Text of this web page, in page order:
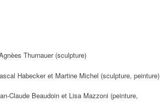
Thurnauer (sculpture)
Habecker et Martine Michel (sculpture, peinture)
Claude Beaudoin et Lisa Mazzoni (peinture,